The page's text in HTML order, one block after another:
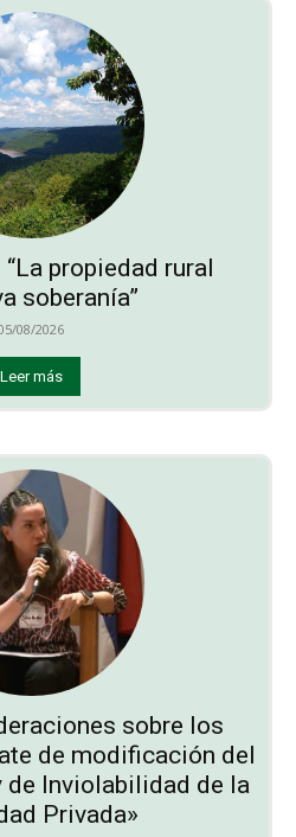
propiedad rural
soberanía”
08/2026
Leer más
sobre los
de modificación del
de Inviolabilidad de la
Privada»